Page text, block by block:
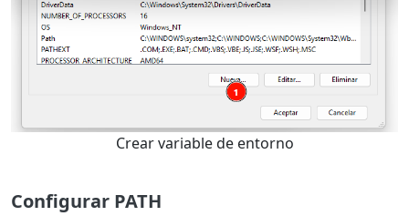
Crear variable de entorno
Configurar PATH